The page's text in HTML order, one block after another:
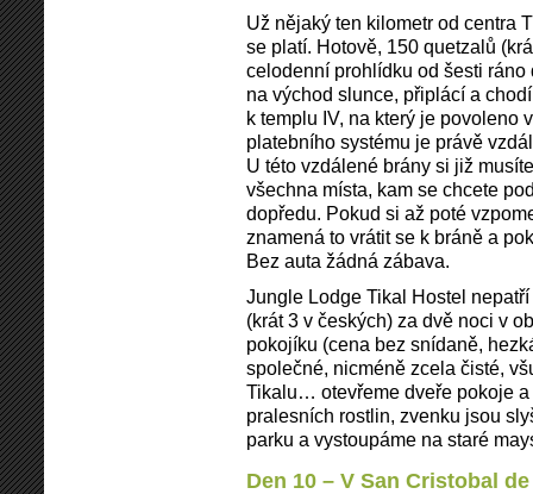
Už nějaký ten kilometr od centra
se platí. Hotově, 150 quetzalů
celodenní prohlídku od šesti
na východ slunce, připlácí a
k templu IV, na který je povoleno
platebního systému je právě
U této vzdálené brány si již
všechna místa, kam se chcete
dopředu. Pokud si až poté
znamená to vrátit se k bráně a
Bez auta žádná zábava.
Jungle Lodge Tikal Hostel
(krát 3 v českých) za dvě noci v
pokojíku (cena bez snídaně,
společné, nicméně zcela čisté,
Tikalu… otevřeme dveře pokoje
pralesních rostlin, zvenku jsou
parku a vystoupáme na staré
Den 10 – V San Cristobal